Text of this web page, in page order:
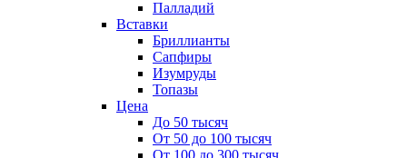
Палладий
Вставки
Бриллианты
Сапфиры
Изумруды
Топазы
Цена
До 50 тысяч
От 50 до 100 тысяч
От 100 до 300 тысяч